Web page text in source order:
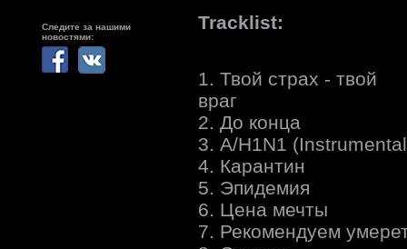
Следите за нашими
новостями:
Tracklist:
1. Твой страх - твой
враг
2. До конца
3. A/H1N1
4. Карантин
5. Эпидемия
6. Цена мечты
7. Рекомендуем